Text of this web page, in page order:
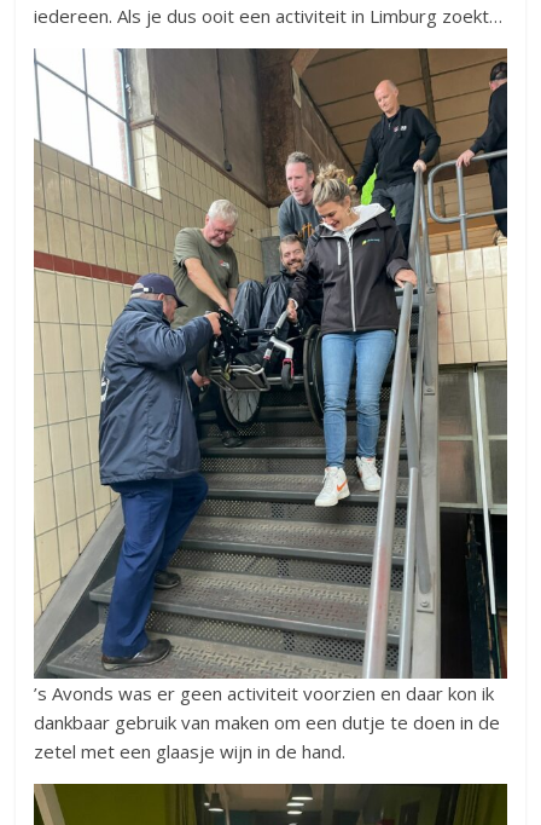
iedereen. Als je dus ooit een activiteit in Limburg zoekt…
’s Avonds was er geen activiteit voorzien en daar kon ik
dankbaar gebruik van maken om een dutje te doen in de
zetel met een glaasje wijn in de hand.